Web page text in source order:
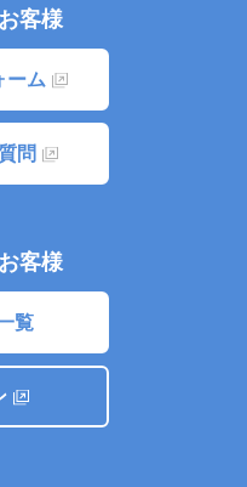
客様
ーム
問
客様
覧